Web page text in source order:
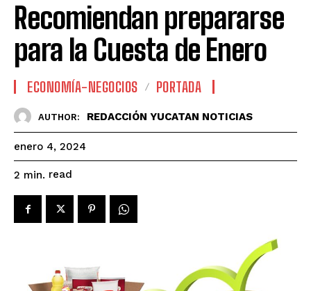
Recomiendan prepararse
para la Cuesta de Enero
ECONOMÍA-NEGOCIOS PORTADA
AUTHOR: REDACCIÓN YUCATAN NOTICIAS
enero 4, 2024
2 min. read